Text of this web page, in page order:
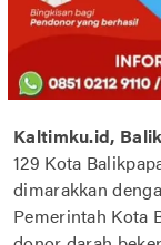
Kaltimku.id,
129 Kota
dimarakkan
Pemerintah Kota